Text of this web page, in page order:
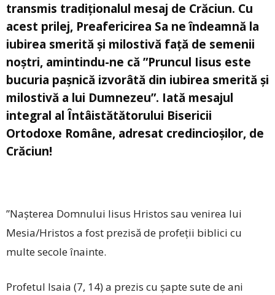
transmis tradiționalul mesaj de Crăciun. Cu
acest prilej, Preafericirea Sa ne îndeamnă la
iubirea smerită și milostivă față de semenii
noștri, amintindu-ne că ”Pruncul Iisus este
bucuria pașnică izvorâtă din iubirea smerită și
milostivă a lui Dumnezeu”. Iată mesajul
integral al Întâistătătorului Bisericii
Ortodoxe Române, adresat credincioșilor, de
Crăciun!
”Nașterea Domnului Iisus Hristos sau venirea lui
Mesia/Hristos a fost prezisă de profeții biblici cu
multe secole înainte.
Profetul Isaia (7, 14) a prezis cu șapte sute de ani